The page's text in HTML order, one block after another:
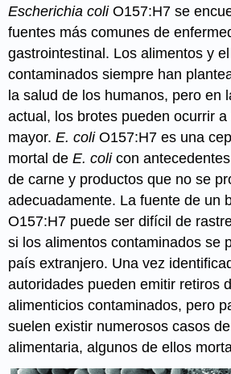
Escherichia coli O157:H7 se
fuentes más comunes de
gastrointestinal. Los alimentos y
contaminados siempre han
la salud de los humanos, pero en
actual, los brotes pueden ocurrir
mayor.E. coliO157:H7 es una
mortal deE. colicon
de carne y productos que no se
adecuadamente. La fuente de un
O157:H7 puede ser difícil de
si los alimentos contaminados se
país extranjero. Una vez
autoridades pueden emitir retiros
alimenticios contaminados, pero
suelen existir numerosos casos
alimentaria, algunos de ellos